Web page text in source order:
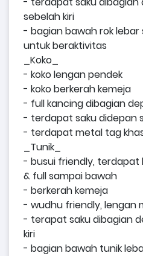
sebelah kiri
- bagian bawah rok
untuk beraktivitas
_Koko_
- koko lengan pendek
- koko berkerah kemeja
- full kancing dibagian
- terdapat saku didepan
- terdapat metal tag
_Tunik_
- busui friendly, terdapat
& full sampai bawah
- berkerah kemeja
- wudhu friendly, lengan
- terapat saku dibagian
kiri
- bagian bawah tunik